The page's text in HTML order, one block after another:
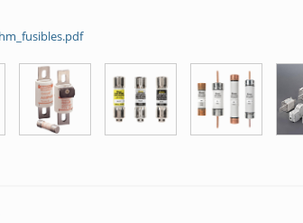
Fusibles